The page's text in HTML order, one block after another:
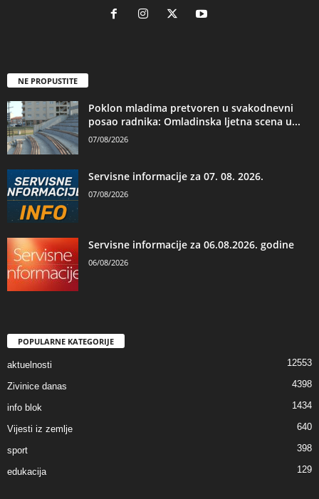
NE PROPUSTITE
Poklon mladima pretvoren u svakodnevni
posao radnika: Omladinska ljetna scena u...
07/08/2026
Servisne informacije za 07. 08. 2026.
07/08/2026
Servisne informacije za 06.08.2026. godine
06/08/2026
POPULARNE KATEGORIJE
aktuelnosti 12553
Zivinice danas 4398
info blok 1434
Vijesti iz zemlje 640
sport 398
edukacija 129